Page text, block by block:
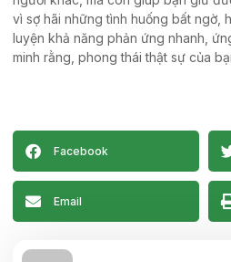
vì sợ hãi những tình huống bất ngờ,
luyện khả năng phản ứng nhanh,
minh rằng, phong thái thật sự của
Facebook
Email